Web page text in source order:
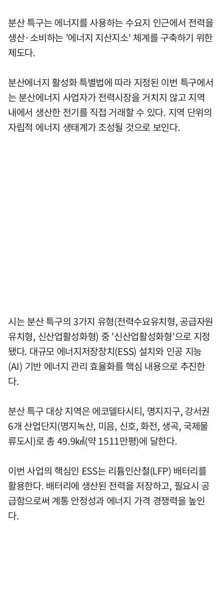
분산 특구는 에너지를 사용하는 수요지 인근에서 전력을
생산·소비하는 '에너지 지산지소' 체계를 구축하기 위한
제도다.
분산에너지 활성화 특별법에 따라 지정된 이번 특구에서
는 분산에너지 사업자가 전력시장을 거치지 않고 지역
내에서 생산한 전기를 직접 거래할 수 있다. 지역 단위의
자립적 에너지 생태계가 조성될 것으로 보인다.
시는 분산 특구의 3가지 유형(전력수요유치형, 공급자원
유치형, 신산업활성화형) 중 '신산업활성화형'으로 지정
됐다. 대규모 에너지저장장치(ESS) 설치와 인공 지능
(AI) 기반 에너지 관리 효율화를 핵심 내용으로 추진한
다.
분산 특구 대상 지역은 에코델타시티, 명지지구, 강서권
6개 산업단지(명지녹산, 미음, 신호, 화전, 생곡, 국제물
류도시)로 총 49.9㎢(약 1511만평)에 달한다.
이번 사업의 핵심인 ESS는 리튬인산철(LFP) 배터리를
활용한다. 배터리에 생산된 전력을 저장하고, 필요시 공
급함으로써 계통 안정성과 에너지 가격 경쟁력을 높인
다.